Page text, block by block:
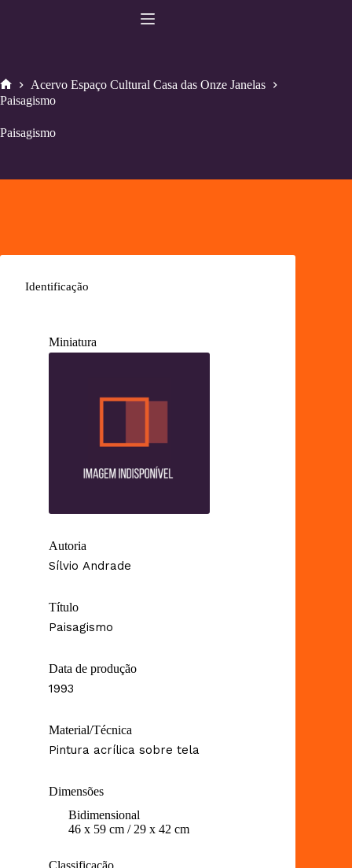
Home
Acervo Espaço Cultural Casa das Onze Janelas
Paisagismo
Paisagismo
Identificação
Miniatura
Autoria
Sílvio Andrade
Título
Paisagismo
Data de produção
1993
Material/Técnica
Pintura acrílica sobre tela
Dimensões
Bidimensional
46 x 59 cm / 29 x 42 cm
Classificação